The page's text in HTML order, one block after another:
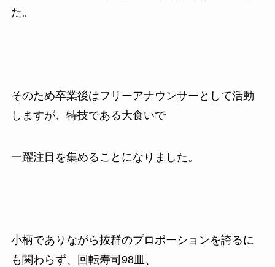
た。
そのため卒業後はフリーアナウンサーとして活動
しますが、特技である大食いで
一躍注目を集めることになりました。
小柄でありながら抜群のプロポーションを誇るに
も関わらず、回転寿司 98皿、